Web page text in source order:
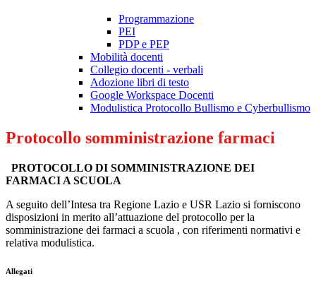
Programmazione
PEI
PDP e PEP
Mobilità docenti
Collegio docenti - verbali
Adozione libri di testo
Google Workspace Docenti
Modulistica Protocollo Bullismo e Cyberbullismo
Protocollo somministrazione farmaci
PROTOCOLLO DI SOMMINISTRAZIONE DEI
FARMACI A SCUOLA
A seguito dell’Intesa tra Regione Lazio e USR Lazio si forniscono
disposizioni in merito all’attuazione del protocollo per la
somministrazione dei farmaci a scuola , con riferimenti normativi e
relativa modulistica.
Allegati